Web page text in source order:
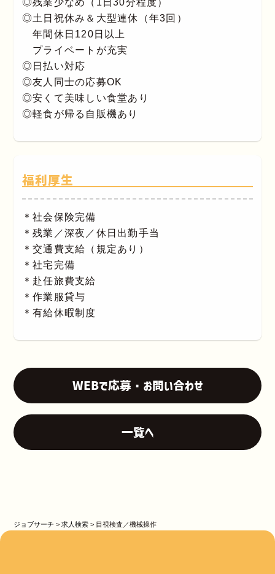
◎残業少なめ（1日30分程度）
◎土日祝休み＆大型連休（年3回）
年間休日120日以上
プライベートが充実
◎日払い対応
◎友人同士の応募OK
◎安くて美味しい食堂あり
◎軽食が帰る自販機あり
福利厚生
＊社会保険完備
＊残業／深夜／休日出勤手当
＊交通費支給（規定あり）
＊社宅完備
＊赴任旅費支給
＊作業服貸与
＊有給休暇制度
WEBで応募・お問い合わせ
一覧へ
ジョブサーチ >求人検索 > 目視検査／機械操作